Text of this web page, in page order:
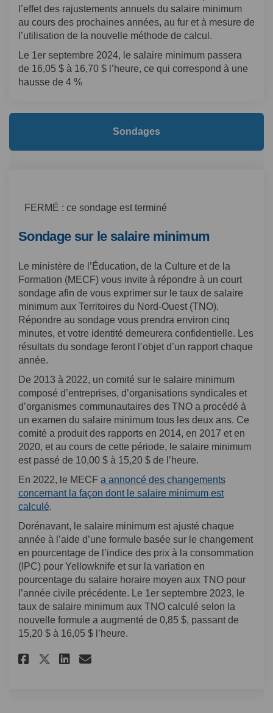
l’effet des rajustements annuels du salaire minimum
au cours des prochaines années, au fur et à mesure de
l’utilisation de la nouvelle méthode de calcul.
Le 1er septembre 2024, le salaire minimum passera
de 16,05 $ à 16,70 $ l’heure, ce qui correspond à une
hausse de 4 %
Sondages
FERMÉ : ce sondage est terminé
Sondage sur le salaire minimum
Le ministère de l’Éducation, de la Culture et de la
Formation (MECF) vous invite à répondre à un court
sondage afin de vous exprimer sur le taux de salaire
minimum aux Territoires du Nord-Ouest (TNO).
Répondre au sondage vous prendra environ cinq
minutes, et votre identité demeurera confidentielle. Les
résultats du sondage feront l’objet d’un rapport chaque
année.
De 2013 à 2022, un comité sur le salaire minimum
composé d’entreprises, d’organisations syndicales et
d’organismes communautaires des TNO a procédé à
un examen du salaire minimum tous les deux ans. Ce
comité a produit des rapports en 2014, en 2017 et en
2020, et au cours de cette période, le salaire minimum
est passé de 10,00 $ à 15,20 $ de l’heure.
En 2022, le MECF a annoncé des changements
concernant la façon dont le salaire minimum est
calculé.
Dorénavant, le salaire minimum est ajusté chaque
année à l’aide d’une formule basée sur le changement
en pourcentage de l’indice des prix à la consommation
(IPC) pour Yellowknife et sur la variation en
pourcentage du salaire horaire moyen aux TNO pour
l’année civile précédente. Le 1er septembre 2023, le
taux de salaire minimum aux TNO calculé selon la
nouvelle formule a augmenté de 0,85 $, passant de
15,20 $ à 16,05 $ l’heure.
Partager Sondage sur le
Partager Sondage sur le
Partager Sondage sur le
Courriel Sondage sur